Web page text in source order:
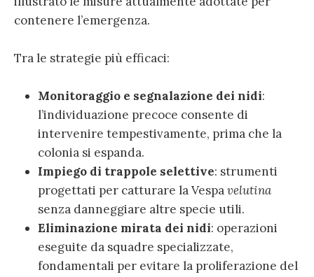
contenere l’emergenza.
Tra le strategie più efficaci:
Monitoraggio e segnalazione dei nidi:
l’individuazione precoce consente di
intervenire tempestivamente, prima che la
colonia si espanda.
Impiego di trappole selettive: strumenti
progettati per catturare la Vespavelutina
senza danneggiare altre specie utili.
Eliminazione mirata dei nidi: operazioni
eseguite da squadre specializzate,
fondamentali per evitare la proliferazione del